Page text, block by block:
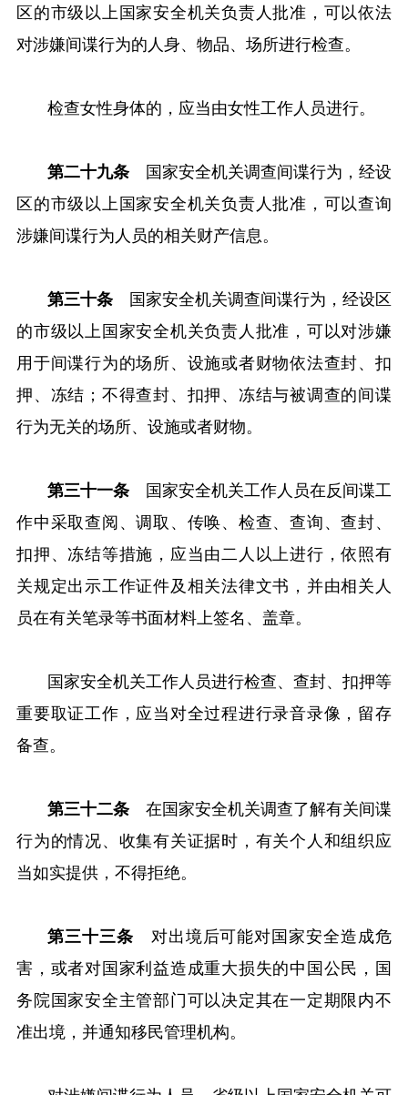
区的市级以上国家安全机关负责人批准，可以依法
对涉嫌间谍行为的人身、物品、场所进行检查。
检查女性身体的，应当由女性工作人员进行。
第二十九条 国家安全机关调查间谍行为，经设
区的市级以上国家安全机关负责人批准，可以查询
涉嫌间谍行为人员的相关财产信息。
第三十条 国家安全机关调查间谍行为，经设区
的市级以上国家安全机关负责人批准，可以对涉嫌
用于间谍行为的场所、设施或者财物依法查封、扣
押、冻结；不得查封、扣押、冻结与被调查的间谍
行为无关的场所、设施或者财物。
第三十一条 国家安全机关工作人员在反间谍工
作中采取查阅、调取、传唤、检查、查询、查封、
扣押、冻结等措施，应当由二人以上进行，依照有
关规定出示工作证件及相关法律文书，并由相关人
员在有关笔录等书面材料上签名、盖章。
国家安全机关工作人员进行检查、查封、扣押等
重要取证工作，应当对全过程进行录音录像，留存
备查。
第三十二条 在国家安全机关调查了解有关间谍
行为的情况、收集有关证据时，有关个人和组织应
当如实提供，不得拒绝。
第三十三条 对出境后可能对国家安全造成危
害，或者对国家利益造成重大损失的中国公民，国
务院国家安全主管部门可以决定其在一定期限内不
准出境，并通知移民管理机构。